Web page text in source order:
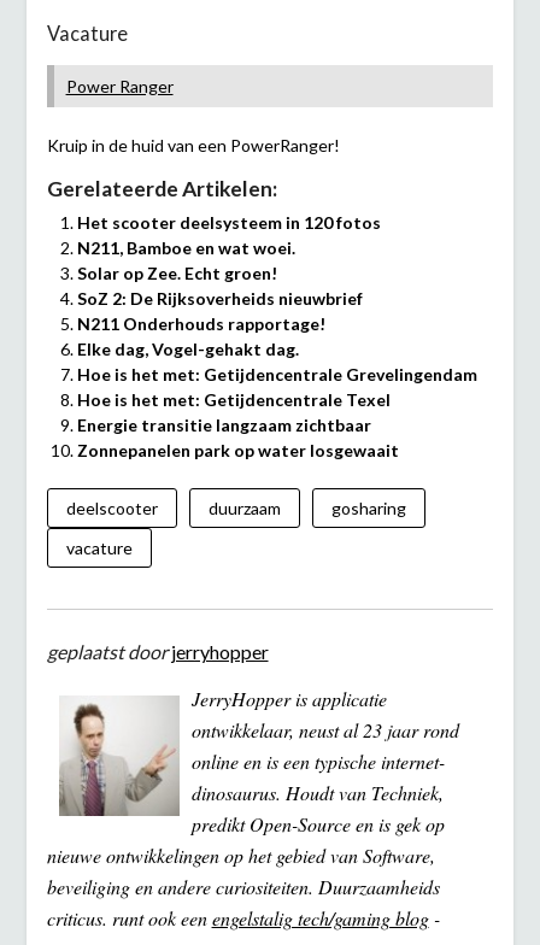
Vacature
Power Ranger
Kruip in de huid van een PowerRanger!
Gerelateerde Artikelen:
Het scooter deelsysteem in 120 fotos
N211, Bamboe en wat woei.
Solar op Zee. Echt groen!
SoZ 2: De Rijksoverheids nieuwbrief
N211 Onderhouds rapportage!
Elke dag, Vogel-gehakt dag.
Hoe is het met: Getijdencentrale Grevelingendam
Hoe is het met: Getijdencentrale Texel
Energie transitie langzaam zichtbaar
Zonnepanelen park op water losgewaait
deelscooter duurzaam
gosharing
vacature
geplaatst door jerryhopper
JerryHopper is applicatie
ontwikkelaar, neust al 23 jaar rond
online en is een typische internet-
dinosaurus. Houdt van Techniek,
predikt Open-Source en is gek op
nieuwe ontwikkelingen op het gebied van Software,
beveiliging en andere curiositeiten. Duurzaamheids
criticus. runt ook eenengelstalig tech/gaming blog-